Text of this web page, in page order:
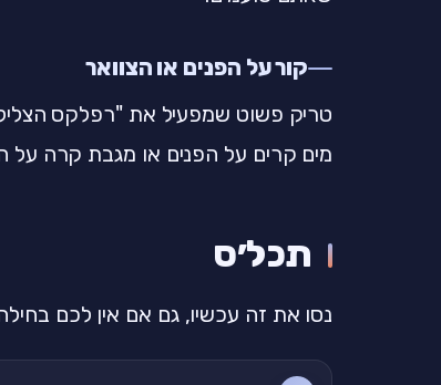
קור על הפנים או הצוואר
טריק פשוט שמפעיל את "רפלקס
מים קרים על הפנים או מגבת קרה על
תכל׳ס
נסו את זה עכשיו, גם אם אין לכם